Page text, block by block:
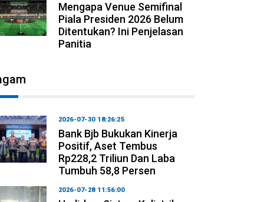
Mengapa Venue Semifinal
Piala Presiden 2026 Belum
Ditentukan? Ini Penjelasan
Panitia
2026-07-30 18:26:25
Bank Bjb Bukukan Kinerja
Positif, Aset Tembus
Rp228,2 Triliun Dan Laba
Tumbuh 58,8 Persen
2026-07-28 11:56:00